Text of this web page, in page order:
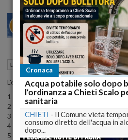
MILANO
Le liste abruzzesi 22 Gennaio 2013
L'elenco dei candidati alla Camera per
1 Marco Aurelio Getulio Forconi
2 Bruno Neri
3 Goffredo De Carolis
4 Pierpaolo Angelini
5 Daniele Catini
Cronaca
Acqua potabile solo dopo
l'ordinanza a Chieti Scalo
sanitaria
CHIETI - Il Comune vieta
consumo diretto dell'acqua in
dopo...